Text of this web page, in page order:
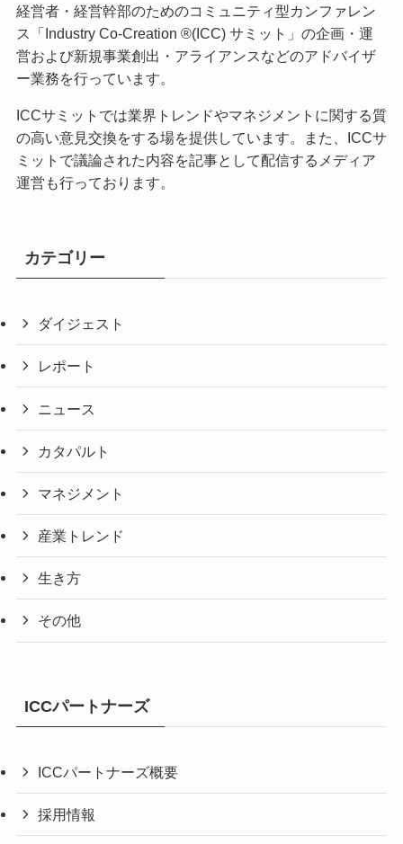
経営者・経営幹部のためのコミュニティ型カンファレン
ス「Industry Co-Creation ®(ICC) サミット」の企画・運
営および新規事業創出・アライアンスなどのアドバイザ
ー業務を行っています。
ICCサミットでは業界トレンドやマネジメントに関する質
の高い意見交換をする場を提供しています。また、ICCサ
ミットで議論された内容を記事として配信するメディア
運営も行っております。
カテゴリー
ダイジェスト
レポート
ニュース
カタパルト
マネジメント
産業トレンド
生き方
その他
ICCパートナーズ
ICCパートナーズ概要
採用情報